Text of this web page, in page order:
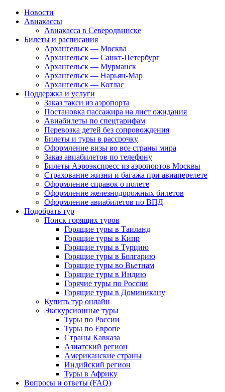
Новости
Авиакассы
Авиакасса в Северодвинске
Билеты и расписания
Архангельск — Москва
Архангельск — Санкт-Петербург
Архангельск — Мурманск
Архангельск — Нарьян-Мар
Архангельск — Котлас
Поддержка и услуги
Заказ такси из аэропорта
Постановка пассажира на лист ожидания
Авиабилеты по спецтарифам
Перевозка детей без сопровождения
Билеты и туры в рассрочку
Оформление визы во все страны мира
Заказ авиабилетов по телефону
Билеты Аэроэкспресс из аэропортов Москвы
Страхование жизни и багажа при авиаперелете
Оформление справок о полете
Оформление железнодорожных билетов
Оформление авиабилетов по ВПД
Подобрать тур
Поиск горящих туров
Горящие туры в Таиланд
Горящие туры в Кипр
Горящие туры в Турцию
Горящие туры в Болгарию
Горящие туры во Вьетнам
Горящие туры в Индию
Горячие туры по России
Горящие туры в Доминикану
Купить тур онлайн
Экскурсионные туры
Туры по России
Туры по Европе
Страны Кавказа
Азиатский регион
Американские страны
Индийский регион
Туры в Африку
Вопросы и ответы (FAQ)